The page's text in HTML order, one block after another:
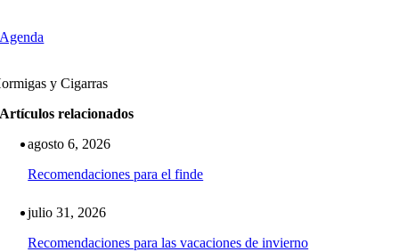
Agenda
y Cigarras
Artículos relacionados
agosto 6, 2026
Recomendaciones para el finde
julio 31, 2026
Recomendaciones para las vacaciones de invierno